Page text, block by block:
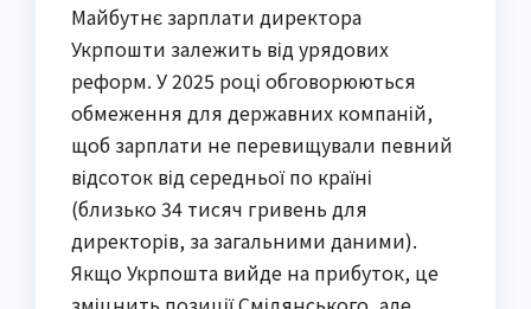
Майбутнє зарплати директора
Укрпошти залежить від урядових
реформ. У 2025 році обговорюються
обмеження для державних компаній,
щоб зарплати не перевищували певний
відсоток від середньої по країні
(близько 34 тисяч гривень для
директорів, за загальними даними).
Якщо Укрпошта вийде на прибуток, це